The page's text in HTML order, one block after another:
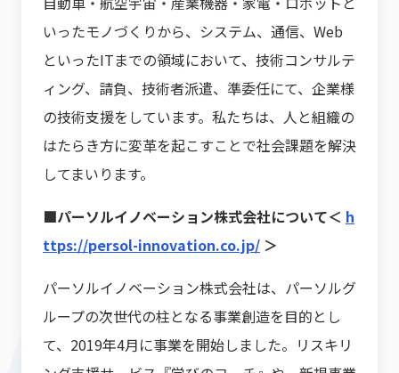
いったモノづくりから、システム、通信、Web
といったITまでの領域において、技術コンサルテ
ィング、請負、技術者派遣、準委任にて、企業様
の技術支援をしています。私たちは、人と組織の
はたらき方に変革を起こすことで社会課題を解決
してまいります。
■パーソルイノベーション株式会社について＜ h
ttps://persol-innovation.co.jp/ ＞
パーソルイノベーション株式会社は、パーソルグ
ループの次世代の柱となる事業創造を目的とし
て、2019年4月に事業を開始しました。リスキリ